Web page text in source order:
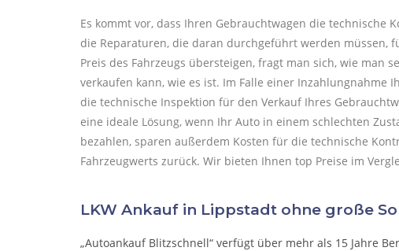
Es kommt vor, dass Ihren Gebrauchtwagen die technische
die Reparaturen, die daran durchgeführt werden müssen,
Preis des Fahrzeugs übersteigen, fragt man sich, wie man
verkaufen kann, wie es ist. Im Falle einer Inzahlungnahme
die technische Inspektion für den Verkauf Ihres
eine ideale Lösung, wenn Ihr Auto in einem schlechten
bezahlen, sparen außerdem Kosten für die technische
Fahrzeugwerts zurück. Wir bieten Ihnen top Preise im
LKW Ankauf in Lippstadt ohne große
„Autoankauf Blitzschnell“ verfügt über mehr als 15 Jahre